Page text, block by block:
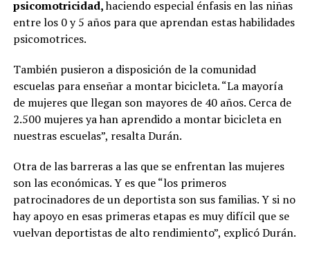
psicomotricidad,haciendo especial énfasis en las niñas
entre los 0 y 5 años para que aprendan estas habilidades
psicomotrices.
También pusieron a disposición de la comunidad
escuelas para enseñar a montar bicicleta. “La mayoría
de mujeres que llegan son mayores de 40 años. Cerca de
2.500 mujeres ya han aprendido a montar bicicleta en
nuestras escuelas”, resalta Durán.
Otra de las barreras a las que se enfrentan las mujeres
son las económicas. Y es que “los primeros
patrocinadores de un deportista son sus familias. Y si no
hay apoyo en esas primeras etapas es muy difícil que se
vuelvan deportistas de alto rendimiento”, explicó Durán.